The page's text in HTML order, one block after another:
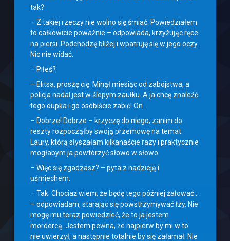
tak?
– Z takiej rzeczy nie wolno się śmiać. Powiedziałem
to całkowicie poważnie – odpowiada, krzyżując ręce
na piersi. Podchodzę bliżej i wpatruję się w jego oczy.
Nic nie widać.
– Piłeś?
– Elitsa, proszę cię. Minął miesiąc od zabójstwa, a
policja nadal jest w ślepym zaułku. A ja chcę znaleźć
tego dupka i go osobiście zabić! On…
– Dobrze! Dobrze – krzyczę do niego, zanim do
reszty rozpocząłby swoją przemowę na temat
Laury, którą słyszałam kilkanaście razy i praktycznie
mogłabym ja powtórzyć słowo w słowo.
– Więc się zgadzasz? – pyta z nadzieją i
uśmiechem.
– Tak. Chociaż wiem, że będę tego później żałować…
– odpowiadam, starając się powstrzymywać łzy. Nie
mogę mu teraz powiedzieć, że to ja jestem
mordercą. Jestem pewna, że najpierw by mi w to
nie uwierzył, a następnie totalnie by się załamał. Nie